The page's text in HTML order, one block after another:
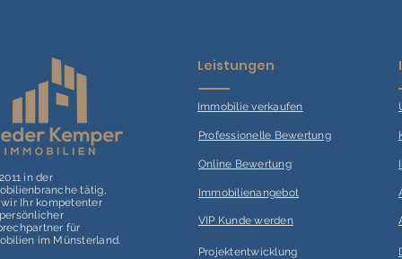
in der
tätig,
Ihr kompetenter
für
im Münsterland.
Leistungen
Immobilie verkaufen
Professionelle Bewertung
Online Bewertung
Immobilienangebot
VIP Kunde werden
Projektentwicklung